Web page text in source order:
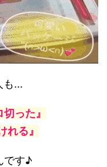
も...
った』
れる』
です♪